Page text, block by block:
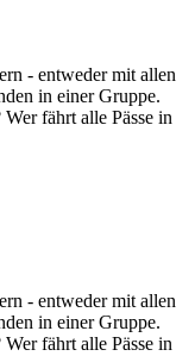
- entweder mit allen
in einer Gruppe.
fährt alle Pässe in
- entweder mit allen
in einer Gruppe.
fährt alle Pässe in